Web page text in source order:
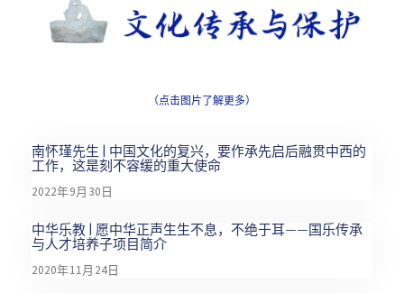
（点击图片了解更多）
南怀瑾先生 | 中国文化的复兴，要作承先启后融贯中西的
工作，这是刻不容缓的重大使命
2022年9月30日
中华乐教 | 愿中华正声生生不息，不绝于耳——国乐传承
与人才培养子项目简介
2020年11月24日